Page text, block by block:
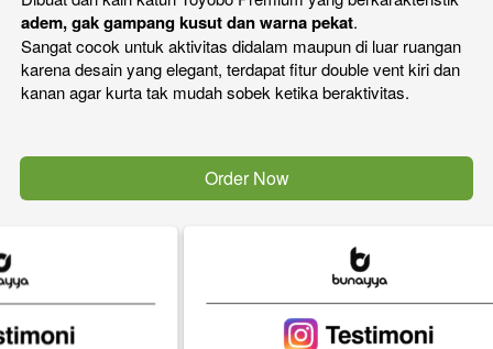
adem, gak gampang kusut dan warna pekat.
Sangat cocok untuk aktivitas didalam maupun di luar ruangan
karena desain yang elegant, terdapat fitur double vent kiri dan
kanan agar kurta tak mudah sobek ketika beraktivitas.
`
Order Now